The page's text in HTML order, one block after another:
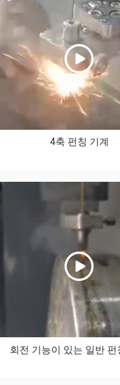
4축 펀칭 기계
회전 기능이 있는 일반 펀